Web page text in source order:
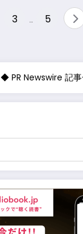
3 … 5
◆ PR Newswire 記